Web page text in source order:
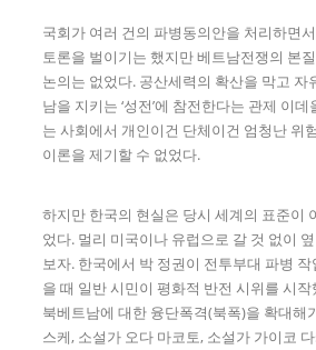
국회가 여러 건의 파병동의안을 처리하면
토론을 벌이기는 했지만 베트남전쟁의 본
논의는 없었다. 공산세력의 확산을 막고 자
남을 지키는 ‘성전’에 참전한다는 관제 이
는 사회에서 개인이건 단체이건 엄청난 위
이론을 제기할 수 없었다.
하지만 한국의 현실은 당시 세계의 표준이
었다. 멀리 미국이나 유럽으로 갈 것 없이
보자. 한국에서 박 정권이 전투부대 파병
을 때 일반 시민이 평화적 반전 시위를 시
북베트남에 대한 융단폭격(북폭)을 확대해
스케, 소설가 오다 마코토, 소설가 가이코